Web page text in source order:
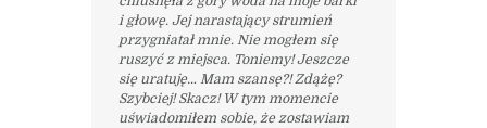
i głowę. Jej narastający strumień
przygniatał mnie. Nie mogłem się
ruszyć z miejsca. Toniemy! Jeszcze
się uratuję… Mam szansę?! Zdążę?
Szybciej! Skacz! W tym momencie
uświadomiłem sobie, że zostawiam